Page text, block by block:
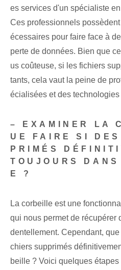
es services d'un spécialiste
Ces professionnels
écessaires pour faire face à
perte de données. Bien que
us coûteuse, si les fichiers
tants, cela vaut la peine de
écialisées et des
– EXAMINER LA
UE FAIRE SI
PRIMÉS
TOUJOURS
E ?
La corbeille est une
qui nous permet de récupérer
dentellement. Cependant,
chiers supprimés
beille ? Voici quelques